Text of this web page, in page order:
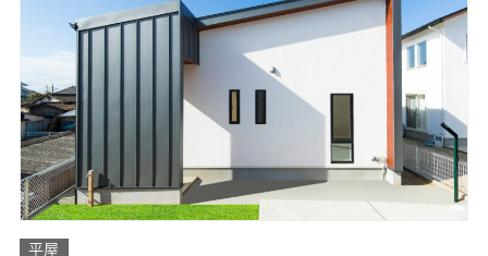
平屋